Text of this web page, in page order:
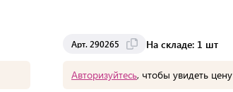
Арт. 290265 На складе: 1 шт
Авторизуйтесь, чтобы увидеть цену